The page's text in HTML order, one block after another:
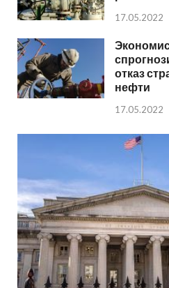
17.05.2022
отказ
нефти
17.05.2022